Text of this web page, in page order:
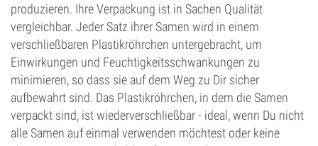
produzieren. Ihre Verpackung ist in Sachen Qualität
vergleichbar. Jeder Satz ihrer Samen wird in einem
verschließbaren Plastikröhrchen untergebracht, um
Einwirkungen und Feuchtigkeitsschwankungen zu
minimieren, so dass sie auf dem Weg zu Dir sicher
aufbewahrt sind. Das Plastikröhrchen, in dem die Samen
verpackt sind, ist wiederverschließbar - ideal, wenn Du nicht
alle Samen auf einmal verwenden möchtest oder keine